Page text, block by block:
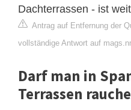
Dachterrassen - ist
Antrag auf Entfernung der
vollständige Antwort auf
Darf man in
Terrassen